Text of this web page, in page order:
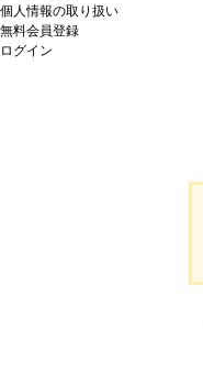
個人情報の取り扱い
無料会員登録
ログイン